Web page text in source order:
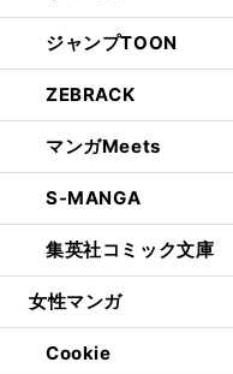
ジャンプTOON
ZEBRACK
マンガMeets
S-MANGA
集英社コミック文庫
女性マンガ
Cookie